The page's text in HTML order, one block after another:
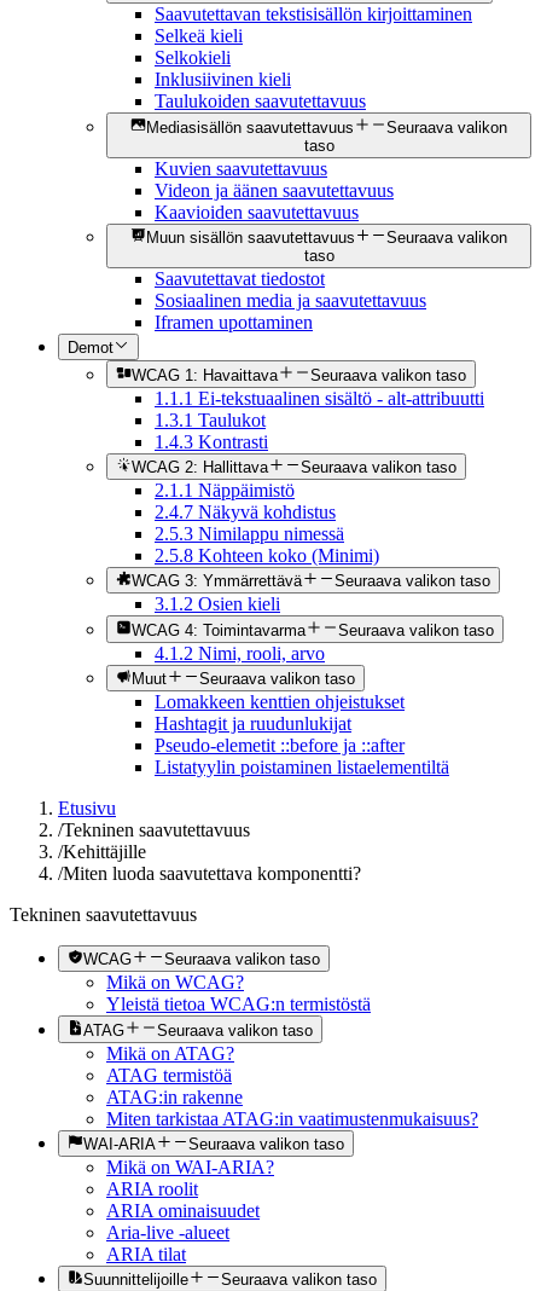
Saavutettavan tekstisisällön kirjoittaminen
Selkeä kieli
Selkokieli
Inklusiivinen kieli
Taulukoiden saavutettavuus
Mediasisällön saavutettavuus
Seuraava valikon
taso
Kuvien saavutettavuus
Videon ja äänen saavutettavuus
Kaavioiden saavutettavuus
Muun sisällön saavutettavuus
Seuraava valikon
taso
Saavutettavat tiedostot
Sosiaalinen media ja saavutettavuus
Iframen upottaminen
Demot
WCAG 1: Havaittava
Seuraava valikon taso
1.1.1 Ei-tekstuaalinen sisältö - alt-attribuutti
1.3.1 Taulukot
1.4.3 Kontrasti
WCAG 2: Hallittava Seuraava valikon taso
2.1.1 Näppäimistö
2.4.7 Näkyvä kohdistus
2.5.3 Nimilappu nimessä
2.5.8 Kohteen koko (Minimi)
WCAG 3: Ymmärrettävä Seuraava valikon taso
3.1.2 Osien kieli
WCAG 4: Toimintavarma Seuraava valikon taso
4.1.2 Nimi, rooli, arvo
Muut Seuraava valikon taso
Lomakkeen kenttien ohjeistukset
Hashtagit ja ruudunlukijat
Pseudo-elemetit ::before ja ::after
Listatyylin poistaminen listaelementiltä
Etusivu
/Tekninen saavutettavuus
/Kehittäjille
/Miten luoda saavutettava komponentti?
Tekninen saavutettavuus
WCAG Seuraava valikon taso
Mikä on WCAG?
Yleistä tietoa WCAG:n termistöstä
ATAG Seuraava valikon taso
Mikä on ATAG?
ATAG termistöä
ATAG:in rakenne
Miten tarkistaa ATAG:in vaatimustenmukaisuus?
WAI-ARIA Seuraava valikon taso
Mikä on WAI-ARIA?
ARIA roolit
ARIA ominaisuudet
Aria-live -alueet
ARIA tilat
Suunnittelijoille Seuraava valikon taso